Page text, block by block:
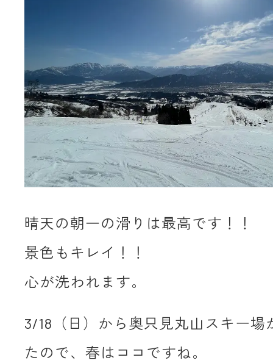
晴天の朝一の滑りは最高です！！
景色もキレイ！！
心が洗われます。
3/18（日）から奥只見丸山スキー場
たので、春はココですね。